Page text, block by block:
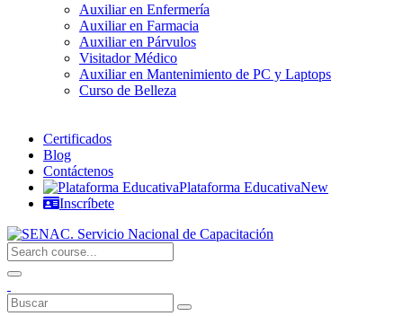
Auxiliar en Enfermería
Auxiliar en Farmacia
Auxiliar en Párvulos
Visitador Médico
Auxiliar en Mantenimiento de PC y Laptops
Curso de Belleza
Certificados
Blog
Contáctenos
Plataforma EducativaNew
Inscríbete